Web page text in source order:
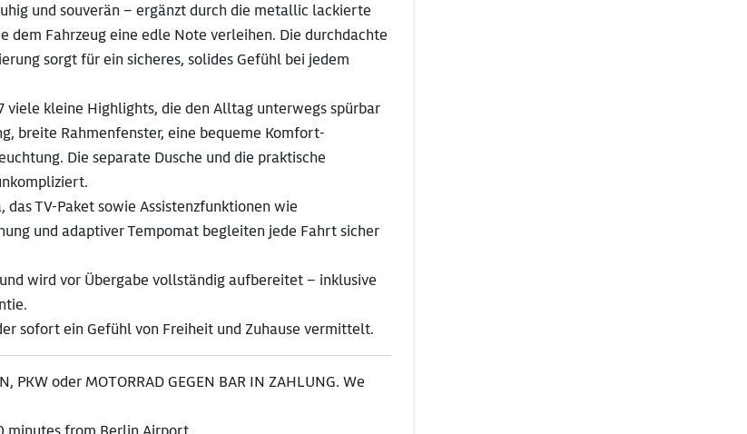
und souverän – ergänzt durch die metallic lackierte
dem Fahrzeug eine edle Note verleihen. Die durchdachte
sorgt für ein sicheres, solides Gefühl bei jedem
kleine Highlights, die den Alltag unterwegs spürbar
breite Rahmenfenster, eine bequeme Komfort-
Die separate Dusche und die praktische
TV-Paket sowie Assistenzfunktionen wie
und adaptiver Tempomat begleiten jede Fahrt sicher
wird vor Übergabe vollständig aufbereitet – inklusive
sofort ein Gefühl von Freiheit und Zuhause vermittelt.
PKW oder MOTORRAD GEGEN BAR IN ZAHLUNG. We